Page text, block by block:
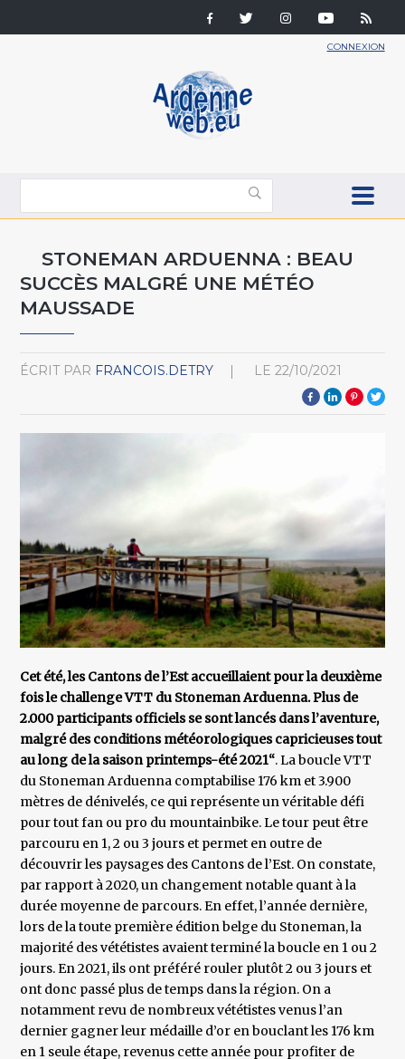
CONNEXION
STONEMAN ARDUENNA : BEAU
SUCCÈS MALGRÉ UNE MÉTÉO
MAUSSADE
ÉCRIT PAR FRANCOIS.DETRY LE 22/10/2021
Cet été, les Cantons de l’Est accueillaient pour la deuxième
fois le challenge VTT du Stoneman Arduenna. Plus de
2.000 participants officiels se sont lancés dans l’aventure,
malgré des conditions météorologiques capricieuses tout
au long de la saison printemps-été 2021“. La boucle VTT
du Stoneman Arduenna comptabilise 176 km et 3.900
mètres de dénivelés, ce qui représente un véritable défi
pour tout fan ou pro du mountainbike. Le tour peut être
parcouru en 1, 2 ou 3 jours et permet en outre de
découvrir les paysages des Cantons de l’Est. On constate,
par rapport à 2020, un changement notable quant à la
durée moyenne de parcours. En effet, l’année dernière,
lors de la toute première édition belge du Stoneman, la
majorité des vététistes avaient terminé la boucle en 1 ou 2
jours. En 2021, ils ont préféré rouler plutôt 2 ou 3 jours et
ont donc passé plus de temps dans la région. On a
notamment revu de nombreux vététistes venus l’an
dernier gagner leur médaille d’or en bouclant les 176 km
en 1 seule étape, revenus cette année pour profiter de